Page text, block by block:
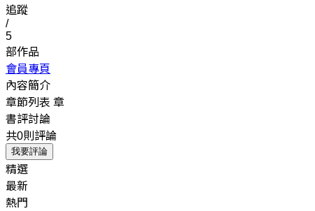
追蹤
/
5
部作品
會員專頁
內容簡介
章節列表 章
書評討論
共0則評論
我要評論
精選
最新
熱門